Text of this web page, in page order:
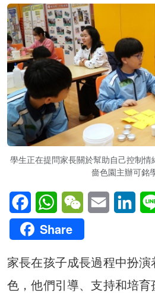
學生正在提問家長關於幫助自己控制情
嗇色園主辦可銘
FacebookWhatsAppWeChatEmail
Share
家長在孩子成長過程中扮
色，他們引導、支持和培